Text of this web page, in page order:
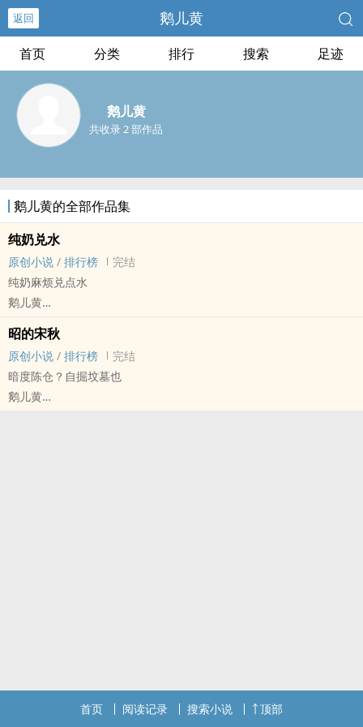
返回 鹅儿黄
首页 分类 排行 搜索 足迹
鹅儿黄
共收录 2 部作品
鹅儿黄的全部作品集
纯奶兑水
原创小说 / 排行榜
完结
纯奶麻烦兑点水
鹅儿黄
原创小说 - BL - 中篇 - 完结
现代 - 校园 - 扮猪吃虎 - 年下
1v1
俞景×何朝生
披着羊皮的豺狼和不吃窝边草的野兔，野兔单纯又自傲，豺狼狡猾且
昭的宋秋
原创小说 / 排行榜
完结
暗度陈仓？自掘坟墓也
鹅儿黄
首页 阅读记录 搜索小说 顶部